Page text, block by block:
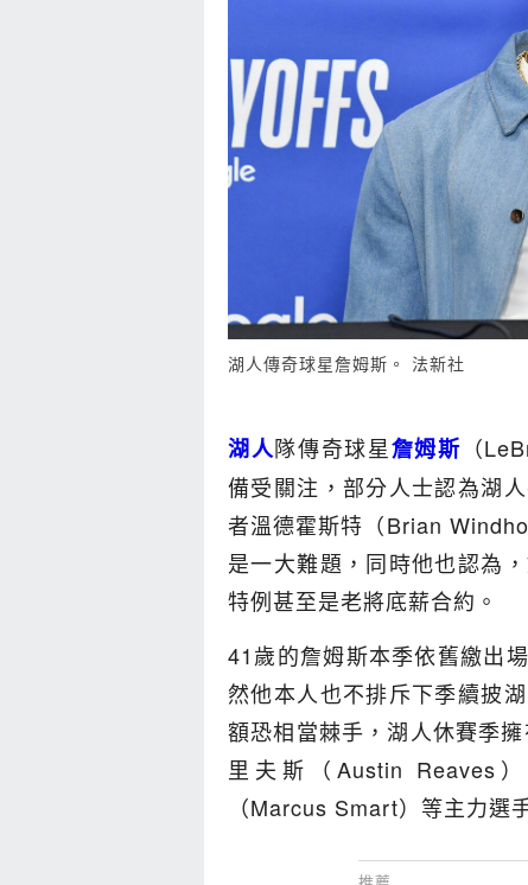
湖人傳奇球星詹姆斯。 法新社
湖人隊傳奇球星詹姆斯 （
備受關注，部分人士認為湖
者溫德霍斯特（Brian
是一大難題，同時他也認為
特例甚至是老將底薪合約。
41歲的詹姆斯本季依舊繳出
然他本人也不排斥下季續披
額恐相當棘手，湖人休賽季
里夫斯（Austin Reaves
（Marcus Smart）等主力選